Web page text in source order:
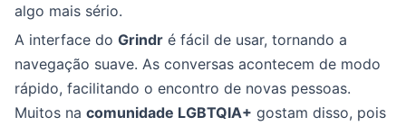
algo mais sério.
A interface do Grindr é fácil de usar, tornando a
navegação suave. As conversas acontecem de modo
rápido, facilitando o encontro de novas pessoas.
Muitos na comunidade LGBTQIA+ gostam disso, pois